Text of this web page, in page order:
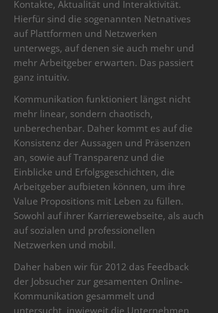
Kontakte, Aktualität und Interaktivität.
Hierfür sind die sogenannten Netnatives
auf Plattformen und Netzwerken
unterwegs, auf denen sie auch mehr und
mehr Arbeitgeber erwarten. Das passiert
ganz intuitiv.
Kommunikation funktioniert längst nicht
mehr linear, sondern chaotisch,
unberechenbar. Daher kommt es auf die
Konsistenz der Aussagen und Präsenzen
an, sowie auf Transparenz und die
Einblicke und Erfolgsgeschichten, die
Arbeitgeber aufbieten können, um ihre
Value Propositions mit Leben zu füllen.
Sowohl auf ihrer Karrierewebseite, als auch
auf sozialen und professionellen
Netzwerken und mobil.
Daher haben wir für 2012 das Feedback
der Jobsucher zur gesamenten Online-
Kommunikation gesammelt und